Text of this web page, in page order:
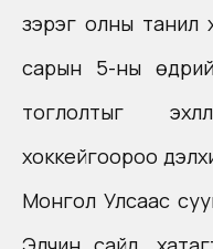
зэрэг олны танил
сарын 5-ны
тоглолтыг
хоккейгоороо
Монгол Улсаас